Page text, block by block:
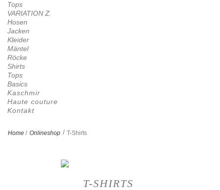
Tops
VARIATION Z.
Hosen
Jacken
Kleider
Mäntel
Röcke
Shirts
Tops
Basics
Kaschmir
Haute couture
Kontakt
Home / Onlineshop > T-Shirts
T-SHIRTS